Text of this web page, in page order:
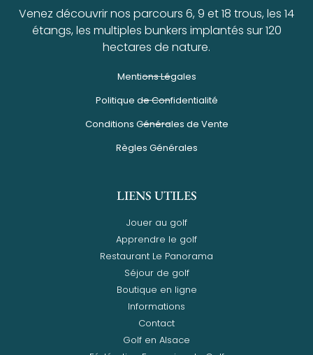
Venez découvrir nos parcours 6, 9 et 18 trous, les 14
étangs, les multiples bunkers implantés sur 120
hectares de nature.
Mentions Légales
Politique de Confidentialité
Conditions Générales de Vente
Règles Générales
LIENS UTILES
Jouer au golf
Apprendre le golf
Restaurant Le Panorama
Séjour de golf
Boutique en ligne
Informations
Contact
Golf en Alsace